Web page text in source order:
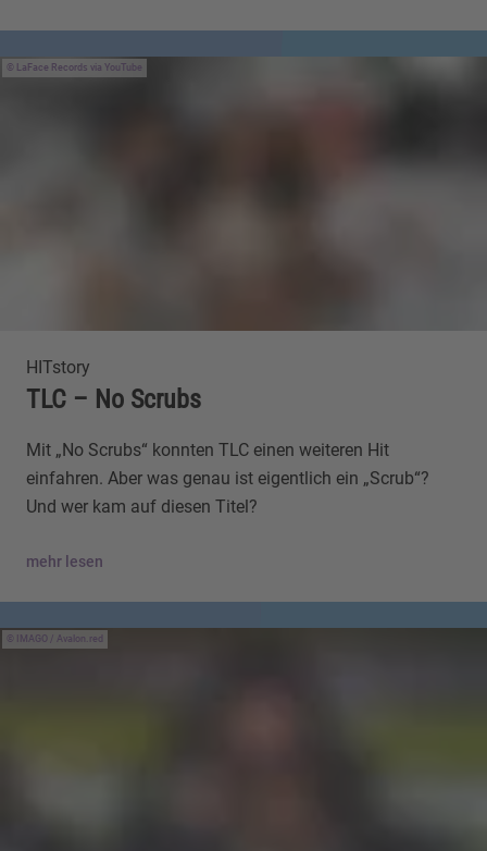
LaFace Records via YouTube
HITstory
TLC – No Scrubs
Mit „No Scrubs“ konnten TLC einen weiteren Hit
einfahren. Aber was genau ist eigentlich ein „Scrub“?
Und wer kam auf diesen Titel?
mehr lesen
IMAGO / Avalon.red